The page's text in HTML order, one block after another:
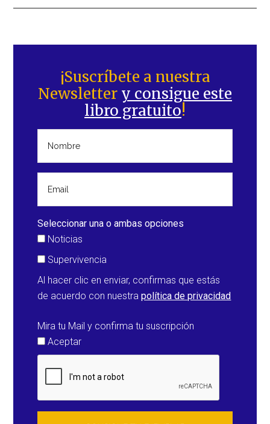
lateral
principal
¡Suscríbete a nuestra
Newsletter y consigue este
libro gratuito!
Seleccionar una o ambas opciones
Noticias
Supervivencia
Al hacer clic en enviar, confirmas que estás
de acuerdo con nuestrapolítica de privacidad
Mira tu Mail y confirma tu suscripción
Aceptar